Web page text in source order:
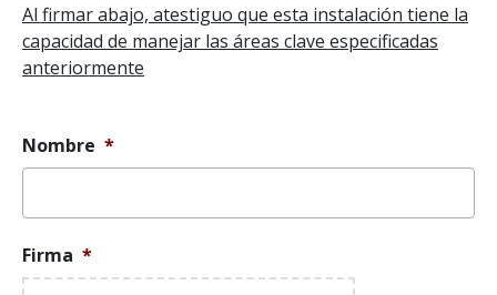
Al firmar abajo, atestiguo que esta instalación tiene la
capacidad de manejar las áreas clave especificadas
anteriormente
Nombre *
Firma *